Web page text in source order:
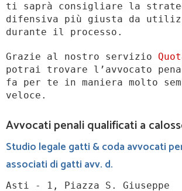
ti saprà consigliare la
difensiva più giusta da
durante il processo.
Grazie al nostro servizio
potrai trovare l’avvocato
fa per te in maniera molto
veloce.
Avvocati penali qualificati a
Studio legale gatti & coda avvocati
associati di gatti avv. d.
Asti - 1, Piazza S. Giuseppe